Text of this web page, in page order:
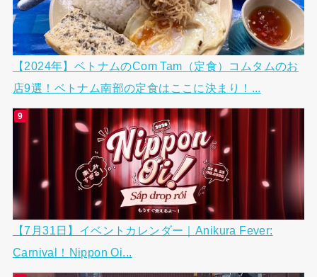
【2024年】ベトナムのCom Tam（定食）コムタムのお
店9選！ベトナム南部の定食はここに決まり！...
【7月31日】イベントカレンダー｜Anikura Fever:
Carnival！Nippon Oi...